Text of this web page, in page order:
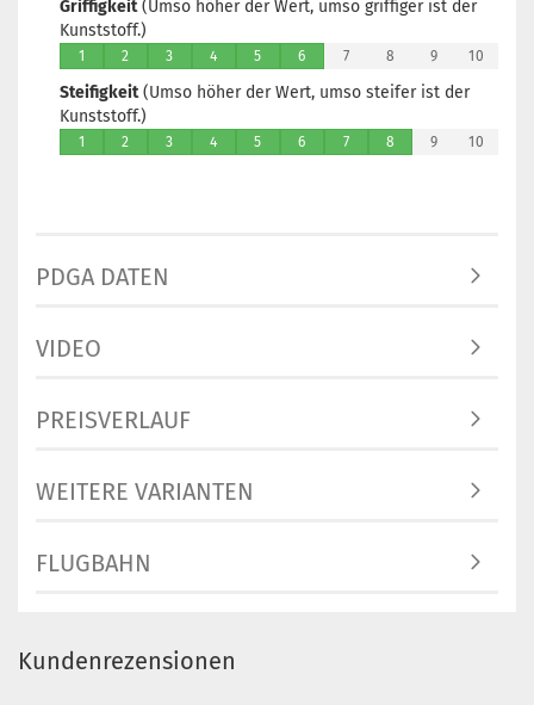
Griffigkeit(Umso höher der Wert, umso griffiger ist der
Kunststoff.)
1 2 3 4 5 6 7 8 9 10
Steifigkeit(Umso höher der Wert, umso steifer ist der
Kunststoff.)
1 2 3 4 5 6 7 8 9 10
PDGA DATEN
VIDEO
PREISVERLAUF
WEITERE VARIANTEN
FLUGBAHN
Kundenrezensionen